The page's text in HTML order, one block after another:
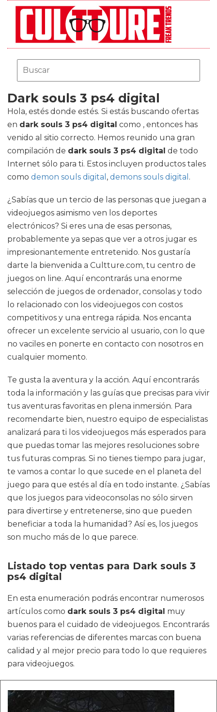
Dark souls 3 ps4 digital
Hola, estés donde estés. Si estás buscando ofertas
en dark souls 3 ps4 digital como , entonces has
venido al sitio correcto. Hemos reunido una gran
compilación de dark souls 3 ps4 digital de todo
Internet sólo para ti. Estos incluyen productos tales
como demon souls digital , demons souls digital .
¿Sabías que un tercio de las personas que juegan a
videojuegos asimismo ven los deportes
electrónicos? Si eres una de esas personas,
probablemente ya sepas que ver a otros jugar es
impresionantemente entretenido. Nos gustaría
darte la bienvenida a Cultture.com, tu centro de
juegos on line. Aquí encontrarás una enorme
selección de juegos de ordenador, consolas y todo
lo relacionado con los videojuegos con costos
competitivos y una entrega rápida. Nos encanta
ofrecer un excelente servicio al usuario, con lo que
no vaciles en ponerte en contacto con nosotros en
cualquier momento.
Te gusta la aventura y la acción. Aquí encontrarás
toda la información y las guías que precisas para vivir
tus aventuras favoritas en plena inmersión. Para
recomendarte bien, nuestro equipo de especialistas
analizará para ti los videojuegos más esperados para
que puedas tomar las mejores resoluciones sobre
tus futuras compras. Si no tienes tiempo para jugar,
te vamos a contar lo que sucede en el planeta del
juego para que estés al día en todo instante. ¿Sabías
que los juegos para videoconsolas no sólo sirven
para divertirse y entretenerse, sino que pueden
beneficiar a toda la humanidad? Así es, los juegos
son mucho más de lo que parece.
Listado top ventas para Dark souls 3
ps4 digital
En esta enumeración podrás encontrar numerosos
artículos como dark souls 3 ps4 digital muy
buenos para el cuidado de videojuegos. Encontrarás
varias referencias de diferentes marcas con buena
calidad y al mejor precio para todo lo que requieres
para videojuegos.